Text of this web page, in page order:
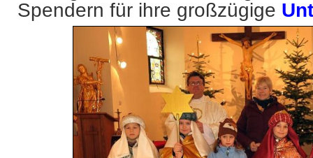
Spendern für ihre großzügige